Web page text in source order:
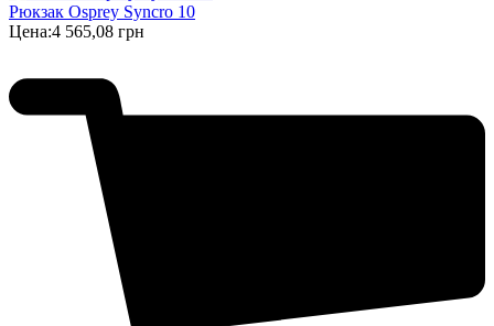
Рюкзак Osprey Syncro 10
Цена:4 565,08 грн